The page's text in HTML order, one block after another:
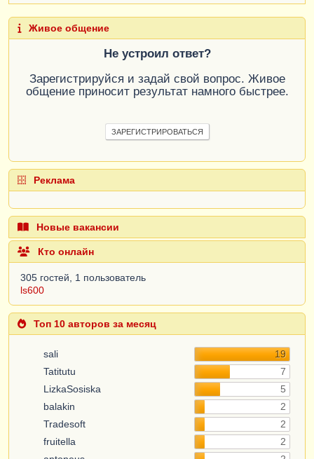
Живое общение
Не устроил ответ?
Зарегистрируйся и задай свой вопрос. Живое
общение приносит результат намного быстрее.
ЗАРЕГИСТРИРОВАТЬСЯ
Реклама
Новые вакансии
Кто онлайн
305 гостей, 1 пользователь
ls600
Топ 10 авторов за месяц
sali
19
Tatitutu
7
LizkaSosiska
5
balakin
2
Tradesoft
2
fruitella
2